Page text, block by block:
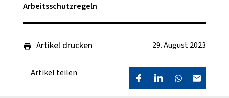
Arbeitsschutzregeln
Artikel drucken 29. August 2023
Artikel teilen